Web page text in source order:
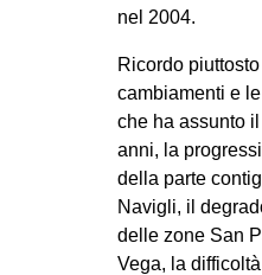
nel 2004.
Ricordo
cambiamenti e
che ha assunto
anni, la
della parte
Navigli, il
delle zone San
Vega, la